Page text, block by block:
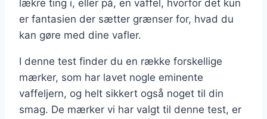
lækre ting i, eller på, en vaffel, hvorfor det kun
er fantasien der sætter grænser for, hvad du
kan gøre med dine vafler.
I denne test finder du en række forskellige
mærker, som har lavet nogle eminente
vaffeljern, og helt sikkert også noget til din
smag. De mærker vi har valgt til denne test, er